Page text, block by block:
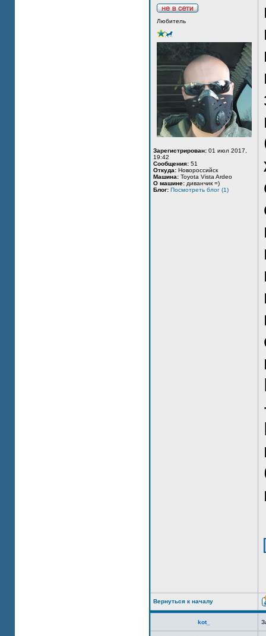
Любитель
Зарегистрирован: 01 июл 2017,
19:42
Сообщения: 51
Откуда: Новороссийск
Машина: Toyota Vista Ardeo
О машине: диванчик =)
Блог: Посмотреть блог (1)
Вернуться к началу
kot_